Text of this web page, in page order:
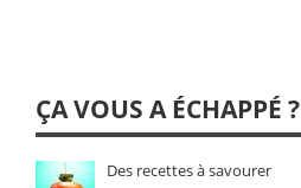
ÇA VOUS A ÉCHAPPÉ ?
Des recettes à savourer